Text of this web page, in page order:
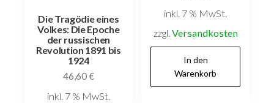
Die Tragödie eines
Volkes: Die Epoche
der russischen
Revolution 1891 bis
1924
46,60€
inkl. 7 % MwSt.
inkl. 7 % MwSt.
zzgl. Versandkosten
In den
Warenkorb